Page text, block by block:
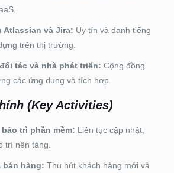
Atlassian và Jira: Uy tín và danh tiếng
trên thị trường.
tác và nhà phát triển: Cộng đồng
các ứng dụng và tích hợp.
(Key Activities)
trì phần mềm: Liên tục cập nhật,
trì nền tảng.
bán hàng: Thu hút khách hàng mới và